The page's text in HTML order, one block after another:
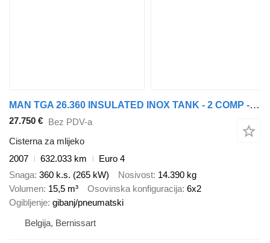
MAN TGA 26.360 INSULATED INOX TANK - 2 COMP - AIRCO - LIFT/STEERING
27.750 € Bez PDV-a
Cisterna za mlijeko
2007
632.033 km
Euro 4
Snaga 360 k.s. (265 kW) Nosivost 14.390 kg
Volumen 15,5 m³ Osovinska konfiguracija 6x2
Ogibljenje gibanj/pneumatski
Belgija, Bernissart